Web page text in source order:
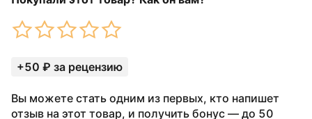
+50 ₽ за рецензию
Вы можете стать одним из первых, кто напишет
отзыв на этот товар, и получить бонус — до 50